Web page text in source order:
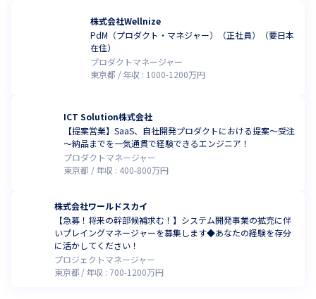
株式会社Wellnize
PdM（プロダクト・マネジャー）（正社員）（要日本
在住）
プロダクトマネージャー
東京都
年収 : 1000-1200万円
ICT Solution株式会社
【提案営業】SaaS、自社開発プロダクトにおける提案～受注
～納品までを一気通貫で経験できるエンジニア！
プロダクトマネージャー
東京都
年収 : 400-800万円
株式会社ワールドスカイ
【急募！将来の幹部候補求む！】システム開発事業の拡充に伴
いプレイングマネージャーを募集します◆あなたの経験を存分
に活かしてください！
プロジェクトマネージャー
東京都
年収 : 700-1200万円